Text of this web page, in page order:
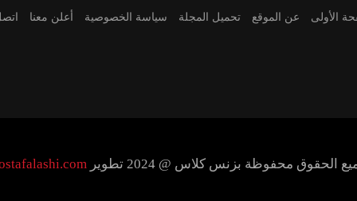
الأولى عن الموقع تحميل المجلة سياسة الخصوصية أعلن معنا
الحقوق محفوظة بزنس كلاس @ 2024 تطوير